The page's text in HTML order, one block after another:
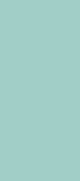
Sitz in Köln.
Titel aus den
an der
Beteiligung
USA und
im